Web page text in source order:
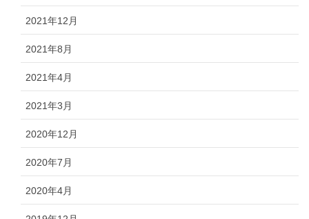
2021年12月
2021年8月
2021年4月
2021年3月
2020年12月
2020年7月
2020年4月